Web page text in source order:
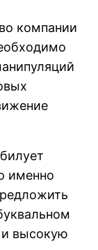
компании
именно
высокую